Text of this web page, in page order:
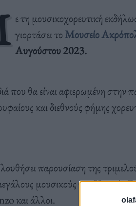
ε τη μουσικοχορευτική
γιορτάσει τοΜουσείο
Αυγούστου 2023.
που θα είναι αφιερωμένη στην
και διεθνούς φήμης
παρουσίαση της
μουσικούς της
και άλλοι.